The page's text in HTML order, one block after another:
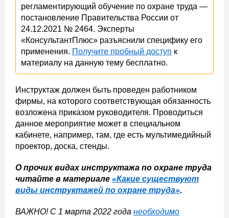
регламентирующий обучение по охране труда —
постановление Правительства России от
24.12.2021 № 2464. Эксперты
«КонсультантПлюс» разъяснили специфику его
применения. Получите пробный доступ к
материалу на данную тему бесплатно.
Инструктаж должен быть проведен работником
фирмы, на которого соответствующая обязанность
возложена приказом руководителя. Проводиться
данное мероприятие может в специальном
кабинете, например, там, где есть мультимедийный
проектор, доска, стенды.
О прочих видах инструктажа по охране труда
читайте в материале «Какие существуют
виды инструктажей по охране труда».
ВАЖНО! С 1 марта 2022 года необходимо